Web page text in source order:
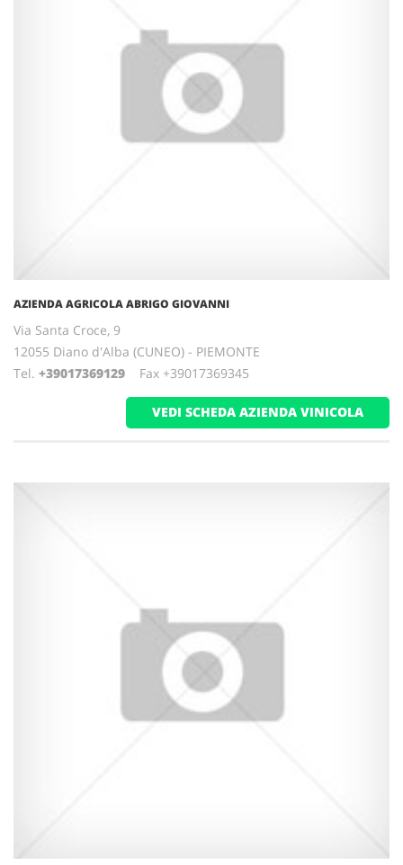
AZIENDA AGRICOLA ABRIGO GIOVANNI
Via Santa Croce, 9
12055 Diano d'Alba (CUNEO) - PIEMONTE
Tel. +39017369129 Fax +39017369345
VEDI SCHEDA AZIENDA VINICOLA